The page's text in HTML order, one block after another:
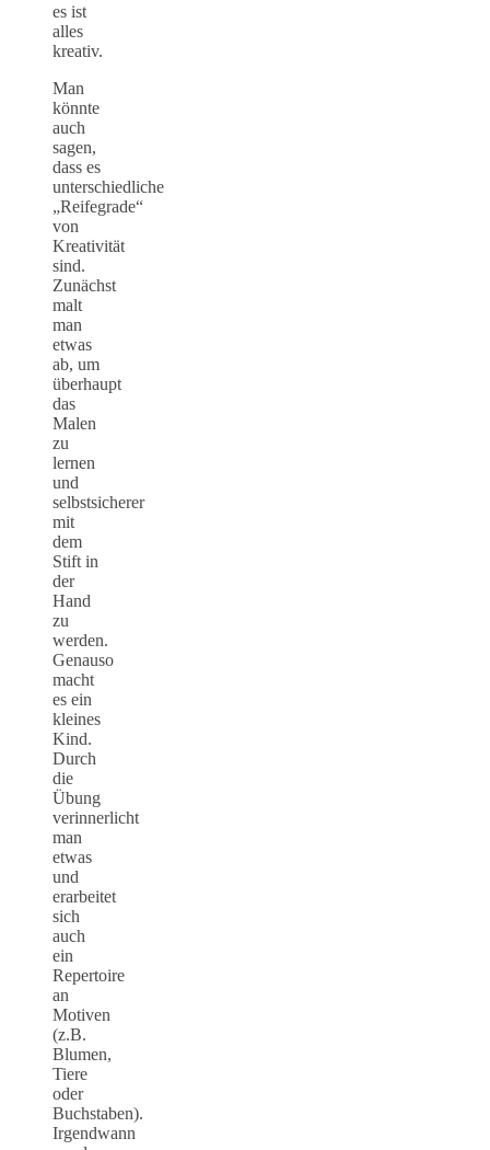
es ist
alles
kreativ.
Man
könnte
auch
sagen,
dass es
unterschiedliche
„Reifegrade“
von
Kreativität
sind.
Zunächst
malt
man
etwas
ab, um
überhaupt
das
Malen
zu
lernen
und
selbstsicherer
mit
dem
Stift in
der
Hand
zu
werden.
Genauso
macht
es ein
kleines
Kind.
Durch
die
Übung
verinnerlicht
man
etwas
und
erarbeitet
sich
auch
ein
Repertoire
an
Motiven
(z.B.
Blumen,
Tiere
oder
Buchstaben).
Irgendwann